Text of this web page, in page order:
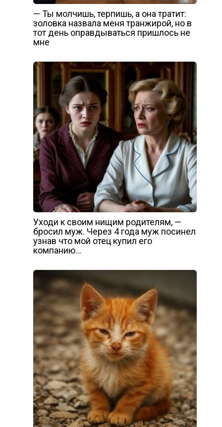
— Ты молчишь, терпишь, а она тратит:
золовка назвала меня транжирой, но в
тот день оправдываться пришлось не
мне
Уходи к своим нищим родителям, —
бросил муж. Через 4 года муж посинел
узнав что мой отец купил его
компанию…